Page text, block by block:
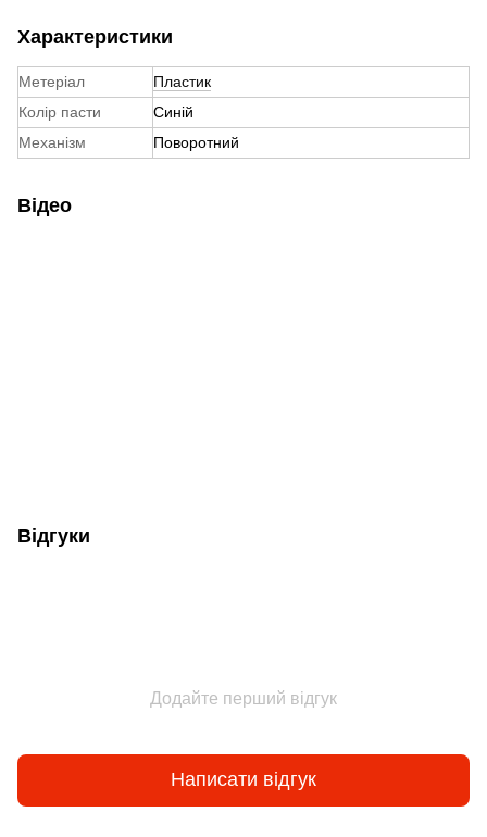
Характеристики
Метеріал
Пластик
Колір пасти
Синій
Механізм
Поворотний
Відео
Відгуки
Додайте перший відгук
Написати відгук